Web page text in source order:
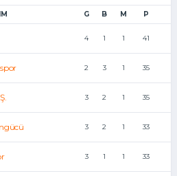
G B M P
4 1 1 41
2 3 1 35
3 2 1 35
3 2 1 33
3 1 1 33